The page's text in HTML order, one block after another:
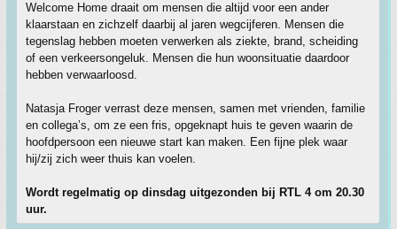
Welcome Home draait om mensen die altijd voor een ander
klaarstaan en zichzelf daarbij al jaren wegcijferen. Mensen die
tegenslag hebben moeten verwerken als ziekte, brand, scheiding
of een verkeersongeluk. Mensen die hun woonsituatie daardoor
hebben verwaarloosd.
Natasja Froger verrast deze mensen, samen met vrienden, familie
en collega’s, om ze een fris, opgeknapt huis te geven waarin de
hoofdpersoon een nieuwe start kan maken. Een fijne plek waar
hij/zij zich weer thuis kan voelen.
Wordt regelmatig op dinsdag uitgezonden bij RTL 4 om 20.30
uur.